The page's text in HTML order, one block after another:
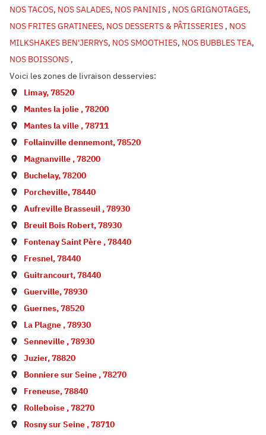
NOS TACOS, NOS SALADES, NOS PANINIS , NOS GRIGNOTAGES,
NOS FRITES GRATINEES, NOS DESSERTS & PÂTISSERIES , NOS
MILKSHAKES BEN'JERRYS, NOS SMOOTHIES, NOS BUBBLES TEA,
NOS BOISSONS ,
Voici les zones de livraison desservies:
Limay,78520
Mantes la jolie ,78200
Mantes la ville ,78711
Follainville dennemont,78520
Magnanville ,78200
Buchelay,78200
Porcheville,78440
Aufreville Brasseuil ,78930
Breuil Bois Robert,78930
Fontenay Saint Père ,78440
Fresnel,78440
Guitrancourt,78440
Guerville,78930
Guernes,78520
La Plagne ,78930
Senneville ,78930
Juzier,78820
Bonniere sur Seine ,78270
Freneuse,78840
Rolleboise ,78270
Rosny sur Seine ,78710